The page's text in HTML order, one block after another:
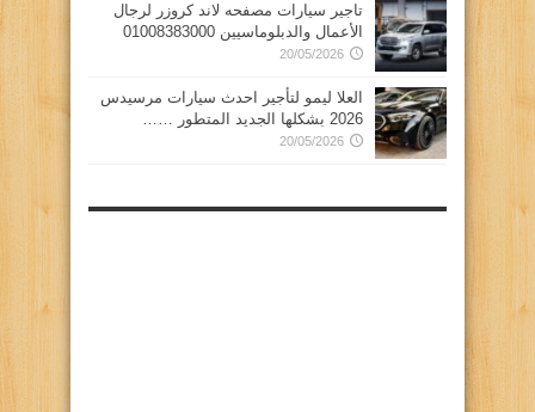
تاجير سيارات مصفحه لاند كروزر لرجال
الأعمال والدبلوماسيين 01008383000
20/05/2026
العلا ليمو لتأجير احدث سيارات مرسيدس
2026 بشكلها الجديد المتطور ……
20/05/2026